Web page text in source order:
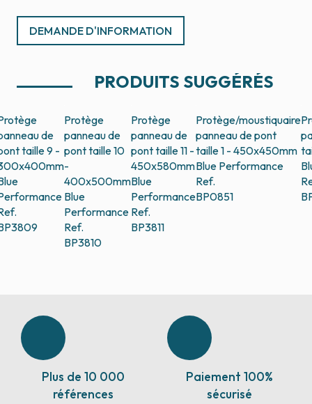
DEMANDE D'INFORMATION
PRODUITS SUGGÉRÉS
de
taille 9 -
Protège
panneau de
pont taille 10
-
400x500mm
Blue
Performance
Ref.
BP3810
Protège
panneau de
pont taille 11 -
450x580mm
Blue
Performance
Ref.
BP3811
Protège/moustiquaire
panneau de pont
taille 1 - 450x450mm
Blue Performance
Ref.
BP0851
Plus de 10 000
références
Paiement 100%
sécurisé